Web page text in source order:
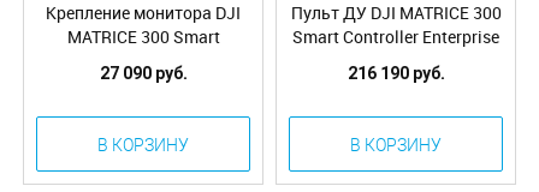
Крепление монитора DJI
MATRICE 300 Smart
Controller Enterprise
Monitor Mounting Kit
27 090 руб.
В КОРЗИНУ
Пульт ДУ DJI MATRICE 300
Smart Controller Enterprise
(Part02)
216 190 руб.
В КОРЗИНУ